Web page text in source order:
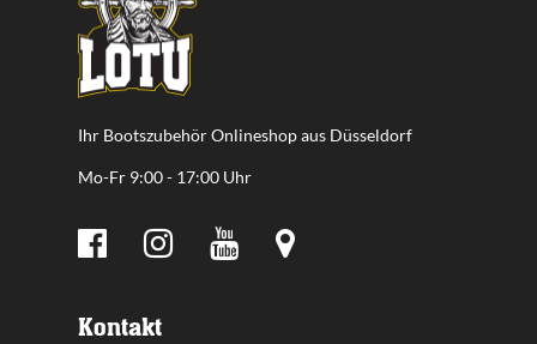
Ihr Bootszubehör Onlineshop aus Düsseldorf
Mo-Fr 9:00 - 17:00 Uhr
Kontakt